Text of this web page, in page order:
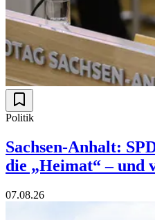
Politik
Sachsen-Anhalt:
die „Heimat“ – und
07.08.26